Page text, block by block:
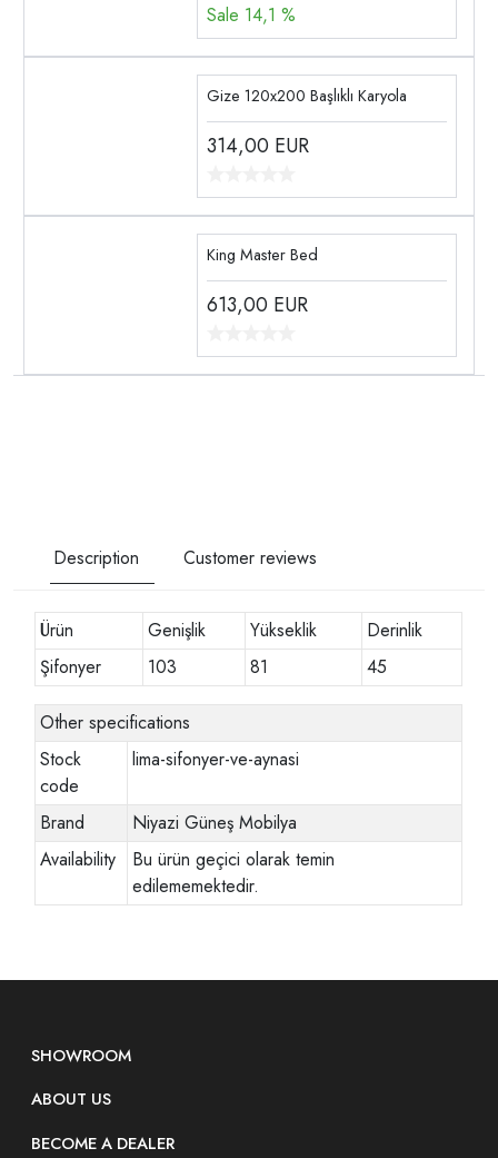
Sale 14,1 %
Gize 120x200 Başlıklı Karyola
314,00 EUR
King Master Bed
613,00 EUR
Description Customer reviews
Ürün Genişlik Yükseklik
Derinlik
Şifonyer
103 81 45
Other specifications
Stock
code
lima-sifonyer-ve-aynasi
Brand
Niyazi Güneş Mobilya
Availability
Bu ürün geçici olarak temin
edilememektedir.
SHOWROOM
ABOUT US
BECOME A DEALER